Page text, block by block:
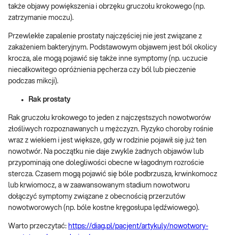
także objawy powiększenia i obrzęku gruczołu krokowego (np.
zatrzymanie moczu).
Przewlekłe zapalenie prostaty najczęściej nie jest związane z
zakażeniem bakteryjnym. Podstawowym objawem jest ból okolicy
krocza, ale mogą pojawić się także inne symptomy (np. uczucie
niecałkowitego opróżnienia pęcherza czy ból lub pieczenie
podczas mikcji).
Rak prostaty
Rak gruczołu krokowego to jeden z najczęstszych nowotworów
złośliwych rozpoznawanych u mężczyzn. Ryzyko choroby rośnie
wraz z wiekiem i jest większe, gdy w rodzinie pojawił się już ten
nowotwór. Na początku nie daje zwykle żadnych objawów lub
przypominają one dolegliwości obecne w łagodnym rozroście
stercza. Czasem mogą pojawić się bóle podbrzusza, krwinkomocz
lub krwiomocz, a w zaawansowanym stadium nowotworu
dołączyć symptomy związane z obecnością przerzutów
nowotworowych (np. bóle kostne kręgosłupa lędźwiowego).
Warto przeczytać: https://diag.pl/pacjent/artykuly/nowotwory-